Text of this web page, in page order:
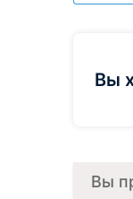
Вы
Вы